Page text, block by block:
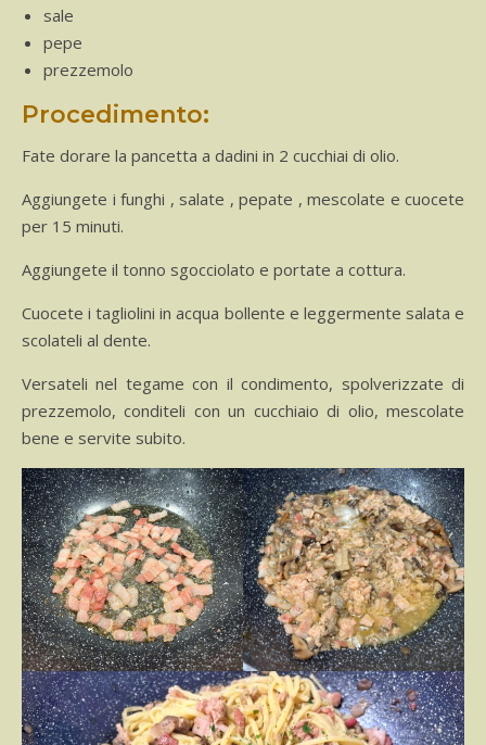
sale
pepe
prezzemolo
Procedimento:
Fate dorare la pancetta a dadini in 2 cucchiai di olio.
Aggiungete i funghi , salate , pepate , mescolate e cuocete
per 15 minuti.
Aggiungete il tonno sgocciolato e portate a cottura.
Cuocete i tagliolini in acqua bollente e leggermente salata e
scolateli al dente.
Versateli nel tegame con il condimento, spolverizzate di
prezzemolo, conditeli con un cucchiaio di olio, mescolate
bene e servite subito.